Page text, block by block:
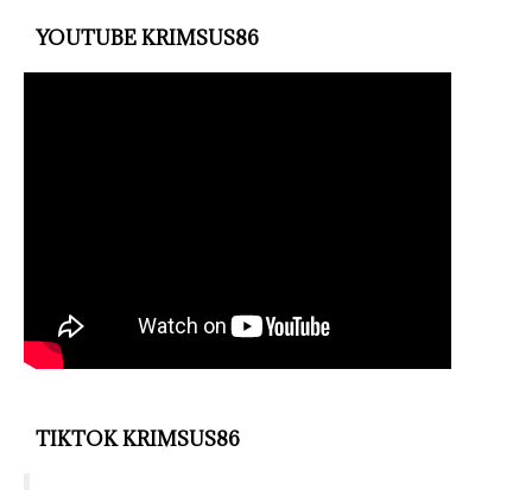
YOUTUBE KRIMSUS86
TIKTOK KRIMSUS86